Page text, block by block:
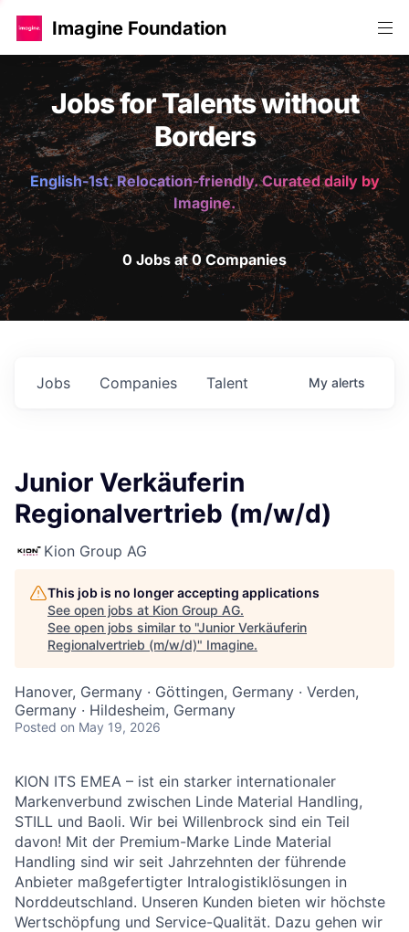
Imagine Foundation
Jobs for Talents without
Borders
English-1st. Relocation-friendly. Curated daily by
Imagine.
0 Jobs at 0 Companies
Jobs Companies Talent My alerts
Junior Verkäuferin
Regionalvertrieb (m/w/d)
Kion Group AG
This job is no longer accepting applications
See open jobs at Kion Group AG.
See open jobs similar to "Junior Verkäuferin
Regionalvertrieb (m/w/d)" Imagine.
Hanover, Germany · Göttingen, Germany · Verden,
Germany · Hildesheim, Germany
Posted on May 19, 2026
KION ITS EMEA – ist ein starker internationaler
Markenverbund zwischen Linde Material Handling,
STILL und Baoli. Wir bei Willenbrock sind ein Teil
davon! Mit der Premium-Marke Linde Material
Handling sind wir seit Jahrzehnten der führende
Anbieter maßgefertigter Intralogistiklösungen in
Norddeutschland. Unseren Kunden bieten wir höchste
Wertschöpfung und Service-Qualität. Dazu gehen wir